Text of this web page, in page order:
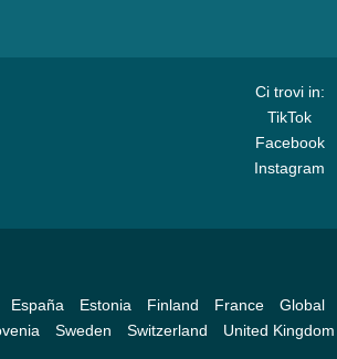
Ci trovi in:
TikTok
Facebook
Instagram
España Estonia Finland France Global
Sweden Switzerland United Kingdom